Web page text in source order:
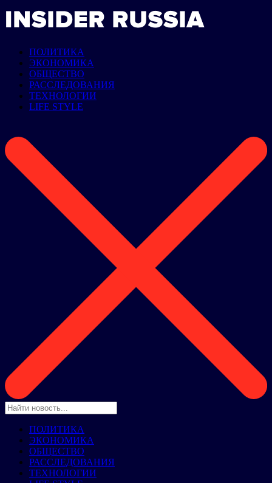
ПОЛИТИКА
ЭКОНОМИКА
ОБЩЕСТВО
РАССЛЕДОВАНИЯ
ТЕХНОЛОГИИ
LIFE STYLE
ПОЛИТИКА
ЭКОНОМИКА
ОБЩЕСТВО
РАССЛЕДОВАНИЯ
ТЕХНОЛОГИИ